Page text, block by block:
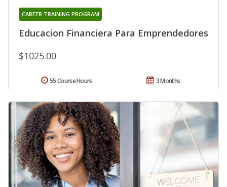
Educacion Financiera Para Emprendedores
CAREER TRAINING PROGRAM
$1025.00
3 Months
55 Course Hours